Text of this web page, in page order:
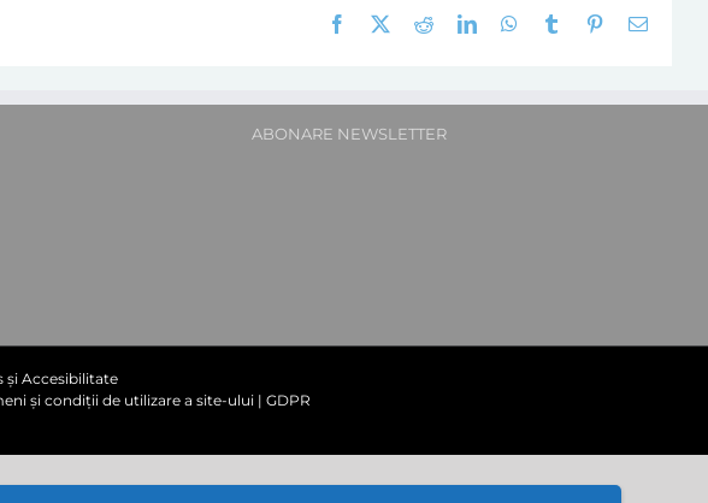
Facebook RedditLinkedInWhatsApp
Tumblr Pinterest
E-
ABONARE NEWSLETTER
și Accesibilitate
și condiții de utilizare a site-ului| GDPR